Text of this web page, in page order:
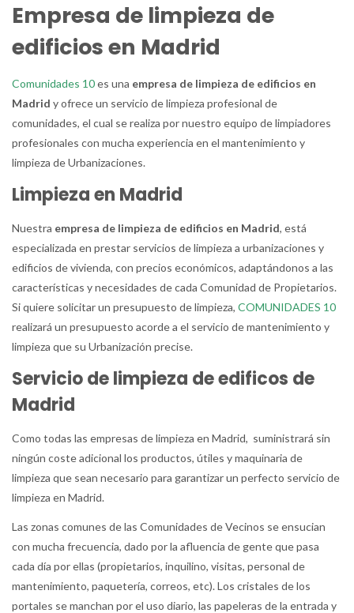
Empresa de limpieza de
edificios en Madrid
Comunidades 10es una empresa de limpieza de edificios en
Madrid y ofrece un servicio de limpieza profesional de
comunidades, el cual se realiza por nuestro equipo de limpiadores
profesionales con mucha experiencia en el mantenimiento y
limpieza de Urbanizaciones.
Limpieza en Madrid
Nuestra empresa de limpieza de edificios en Madrid, está
especializada en prestar servicios de limpieza a urbanizaciones y
edificios de vivienda, con precios económicos, adaptándonos a las
características y necesidades de cada Comunidad de Propietarios.
Si quiere solicitar un presupuesto de limpieza, COMUNIDADES 10
realizará un presupuesto acorde a el servicio de mantenimiento y
limpieza que su Urbanización precise.
Servicio de limpieza de edificos de
Madrid
Como todas las empresas de limpieza en Madrid, suministrará sin
ningún coste adicional los productos, útiles y maquinaria de
limpieza que sean necesario para garantizar un perfecto servicio de
limpieza en Madrid.
Las zonas comunes de las Comunidades de Vecinos se ensucian
con mucha frecuencia, dado por la afluencia de gente que pasa
cada día por ellas (propietarios, inquilino, visitas, personal de
mantenimiento, paquetería, correos, etc). Los cristales de los
portales se manchan por el uso diario, las papeleras de la entrada y